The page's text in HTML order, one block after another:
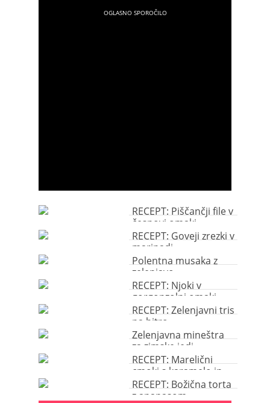
RECEPT: Piščančji file v
česnovi omaki
RECEPT: Goveji zrezki v
marinadi
Polentna musaka z
zelenjavo
RECEPT: Njoki v
gorgonzolni omaki
RECEPT: Zelenjavni tris
na hitro
Zelenjavna mineštra
za zimske jedi
RECEPT: Marelični
cmoki s karamelo in
drobtinami
RECEPT: Božična torta
z ananasom